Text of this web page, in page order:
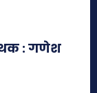
: गणेश